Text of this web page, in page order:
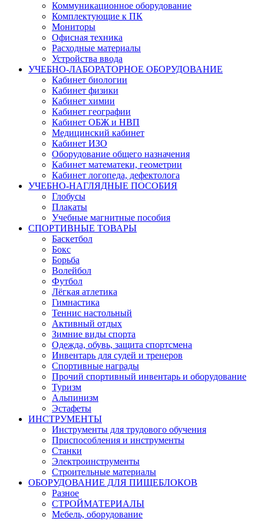
Коммуникационное оборудование
Комплектующие к ПК
Мониторы
Офисная техника
Расходные материалы
Устройства ввода
УЧЕБНО-ЛАБОРАТОРНОЕ ОБОРУДОВАНИЕ
Кабинет биологии
Кабинет физики
Кабинет химии
Кабинет географии
Кабинет ОБЖ и НВП
Медицинский кабинет
Кабинет ИЗО
Оборудование общего назначения
Кабинет математеки, геометрии
Кабинет логопеда, дефектолога
УЧЕБНО-НАГЛЯДНЫЕ ПОСОБИЯ
Глобусы
Плакаты
Учебные магнитные пособия
СПОРТИВНЫЕ ТОВАРЫ
Баскетбол
Бокс
Борьба
Волейбол
Футбол
Лёгкая атлетика
Гимнастика
Теннис настольный
Активный отдых
Зимние виды спорта
Одежда, обувь, защита спортсмена
Инвентарь для судей и тренеров
Спортивные награды
Прочий спортивный инвентарь и оборудование
Туризм
Альпинизм
Эстафеты
ИНСТРУМЕНТЫ
Инструменты для трудового обучения
Приспособления и инструменты
Станки
Электроинструменты
Строительные материалы
ОБОРУДОВАНИЕ ДЛЯ ПИЩЕБЛОКОВ
Разное
СТРОЙМАТЕРИАЛЫ
Мебель, оборудование